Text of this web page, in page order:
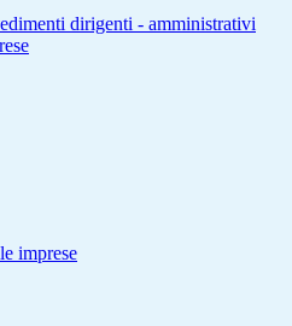
dirigenti - amministrativi
imprese